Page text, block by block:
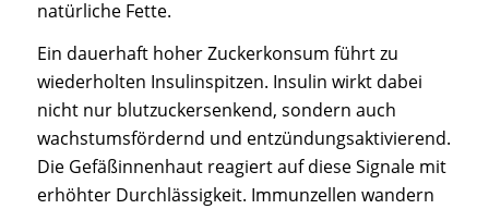
natürliche Fette.
Ein dauerhaft hoher Zuckerkonsum führt zu
wiederholten Insulinspitzen. Insulin wirkt dabei
nicht nur blutzuckersenkend, sondern auch
wachstumsfördernd und entzündungsaktivierend.
Die Gefäßinnenhaut reagiert auf diese Signale mit
erhöhter Durchlässigkeit. Immunzellen wandern